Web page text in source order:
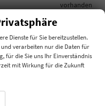
vorhanden
(bis zu 25 W)
vorhanden
45 W hinten und vorne) , 1x
vorhanden
8 Lautsprecher, kabelloses
Dienste für Sie bereitzustellen.
verarbeiten nur die Daten für
für die Sie uns Ihr Einverständnis
mit Wirkung für die Zukunft